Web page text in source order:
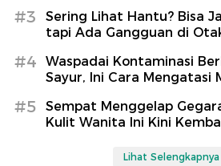
#3
Sering Lihat Hantu? Bisa
tapi Ada Gangguan di
#4
Waspadai Kontaminasi
Sayur, Ini Cara Mengatasi
#5
Sempat Menggelap
Kulit Wanita Ini Kini
Lihat Selengkapnya